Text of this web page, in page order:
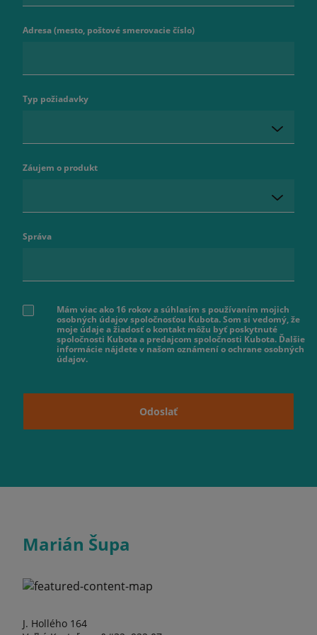
Adresa (mesto, poštové smerovacie číslo)
Typ požiadavky
Záujem o produkt
Správa
Mám viac ako 16 rokov a súhlasím s používaním mojich
osobných údajov spoločnosťou Kubota. Som si vedomý, že
moje údaje a žiadosť o kontakt môžu byť poskytnuté
spoločnosti Kubota a predajcom spoločnosti Kubota. Ďalšie
informácie nájdete v našom oznámení o ochrane osobných
údajov.
Odoslať
Marián Šupa
J. Hollého 164